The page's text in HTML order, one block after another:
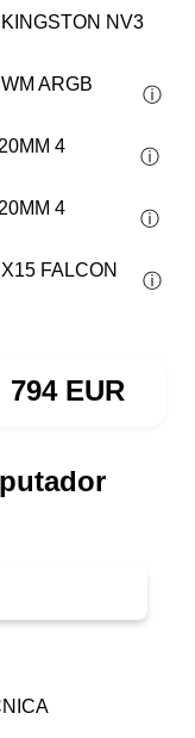
NV3
ARGB
4
4
FALCON
794 EUR